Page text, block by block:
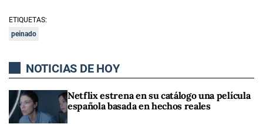
ETIQUETAS:
peinado
NOTICIAS DE HOY
Netflix estrena en su catálogo una película
española basada en hechos reales